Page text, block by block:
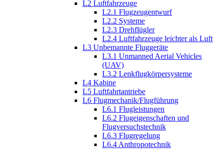
L2 Luftfahrzeuge
L2.1 Flugzeugentwurf
L2.2 Systeme
L2.3 Drehflügler
L2.4 Luftfahrzeuge leichter als Luft
L3 Unbemannte Fluggeräte
L3.1 Unmanned Aerial Vehicles
(UAV)
L3.2 Lenkflugkörpersysteme
L4 Kabine
L5 Luftfahrtantriebe
L6 Flugmechanik/Flugführung
L6.1 Flugleistungen
L6.2 Flugeigenschaften und
Flugversuchstechnik
L6.3 Flugregelung
L6.4 Anthropotechnik